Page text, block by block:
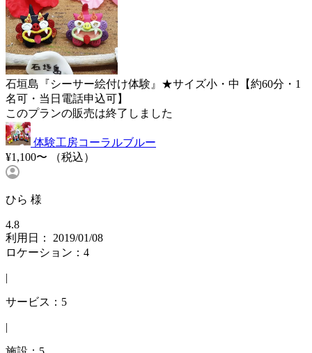
石垣島『シーサー絵付け体験』★サイズ小・中【約60分・1
名可・当日電話申込可】
このプランの販売は終了しました
体験工房コーラルブルー
¥1,100〜
（税込）
ひら 様
4.8
利用日： 2019/01/08
ロケーション：4
|
サービス：5
|